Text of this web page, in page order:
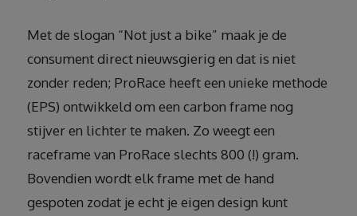
Met de slogan “Not just a bike” maak je de
consument direct nieuwsgierig en dat is niet
zonder reden; ProRace heeft een unieke methode
(EPS) ontwikkeld om een carbon frame nog
stijver en lichter te maken. Zo weegt een
raceframe van ProRace slechts 800 (!) gram.
Bovendien wordt elk frame met de hand
gespoten zodat je echt je eigen design kunt